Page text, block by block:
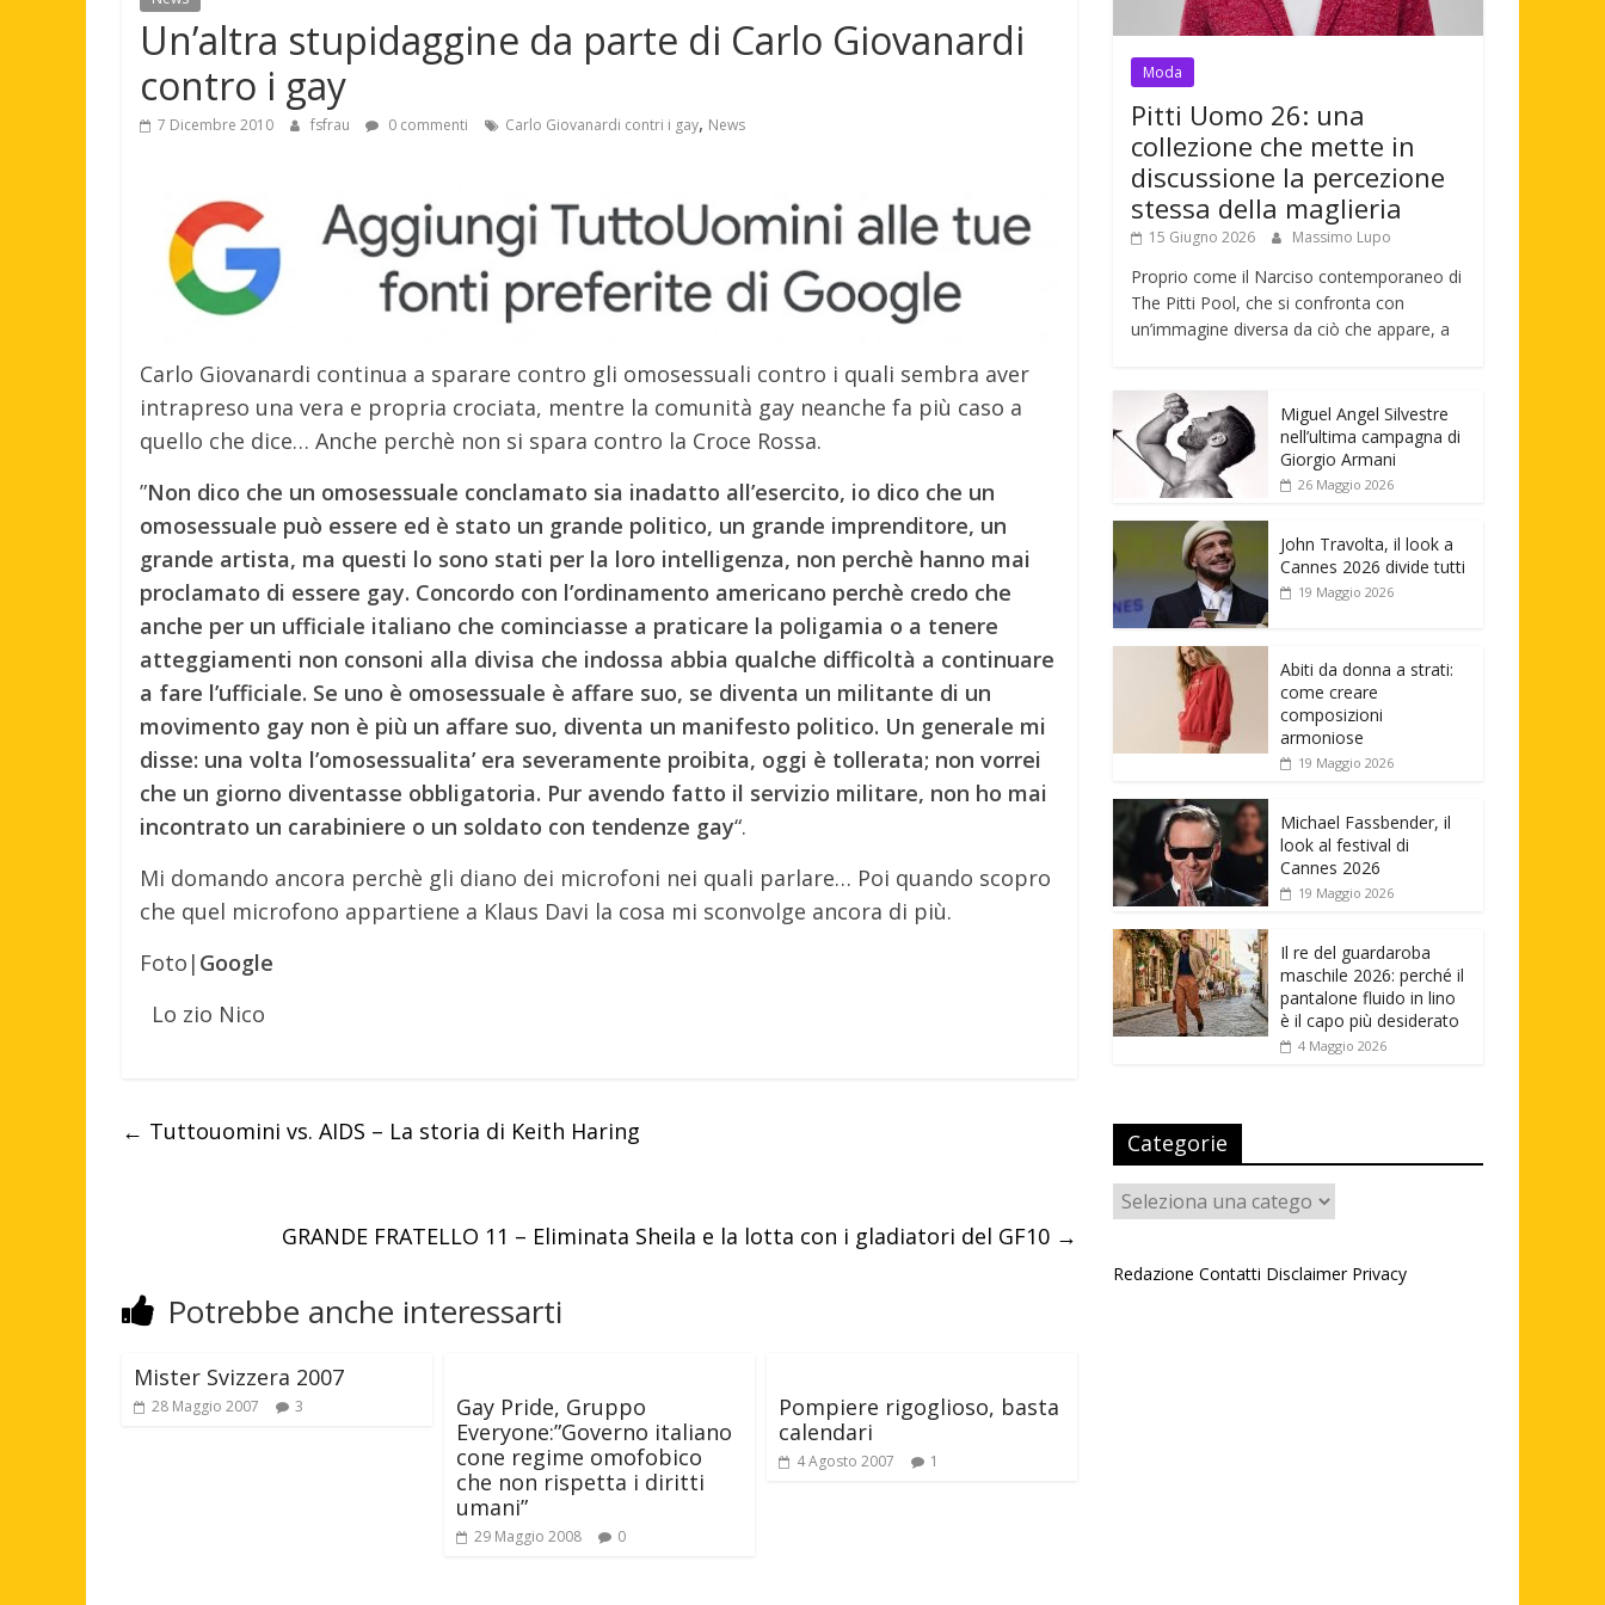
Un’altra stupidaggine da parte di Carlo Giovanardi
contro i gay
7 Dicembre 2010 fsfrau 0 commenti Carlo Giovanardi contri i gay, News
Carlo Giovanardi continua a sparare contro gli omosessuali contro i quali sembra aver
intrapreso una vera e propria crociata, mentre la comunità gay neanche fa più caso a
quello che dice… Anche perchè non si spara contro la Croce Rossa.
”Non dico che un omosessuale conclamato sia inadatto all’esercito, io dico che un
omosessuale può essere ed è stato un grande politico, un grande imprenditore, un
grande artista, ma questi lo sono stati per la loro intelligenza, non perchè hanno mai
proclamato di essere gay. Concordo con l’ordinamento americano perchè credo che
anche per un ufficiale italiano che cominciasse a praticare la poligamia o a tenere
atteggiamenti non consoni alla divisa che indossa abbia qualche difficoltà a continuare
a fare l’ufficiale. Se uno è omosessuale è affare suo, se diventa un militante di un
movimento gay non è più un affare suo, diventa un manifesto politico. Un generale mi
disse: una volta l’omosessualita’ era severamente proibita, oggi è tollerata; non vorrei
che un giorno diventasse obbligatoria. Pur avendo fatto il servizio militare, non ho mai
incontrato un carabiniere o un soldato con tendenze gay“.
Mi domando ancora perchè gli diano dei microfoni nei quali parlare… Poi quando scopro
che quel microfono appartiene a Klaus Davi la cosa mi sconvolge ancora di più.
Foto| Google
Lo zio Nico
← Tuttouomini vs. AIDS – La storia di Keith Haring
GRANDE FRATELLO 11 – Eliminata Sheila e la lotta con i gladiatori del GF10 →
Potrebbe anche interessarti
Mister Svizzera 2007
28 Maggio 2007 3
Gay Pride, Gruppo
Everyone:”Governo italiano
cone regime omofobico
che non rispetta i diritti
umani”
29 Maggio 2008 0
Pompiere rigoglioso, basta
calendari
4 Agosto 2007 1
Moda
Pitti Uomo 26: una
collezione che mette in
discussione la percezione
stessa della maglieria
15 Giugno 2026 Massimo Lupo
Proprio come il Narciso contemporaneo di
The Pitti Pool, che si confronta con
un’immagine diversa da ciò che appare, a
Miguel Angel Silvestre
nell’ultima campagna di
Giorgio Armani
26 Maggio 2026
John Travolta, il look a
Cannes 2026 divide tutti
19 Maggio 2026
Abiti da donna a strati:
come creare
composizioni
armoniose
19 Maggio 2026
Michael Fassbender, il
look al festival di
Cannes 2026
19 Maggio 2026
Il re del guardaroba
maschile 2026: perché il
pantalone fluido in lino
è il capo più desiderato
4 Maggio 2026
Categorie
Categorie
Redazione Contatti Disclaimer Privacy